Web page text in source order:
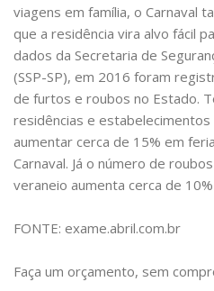
viagens em família, o Carnaval
que a residência vira alvo fácil
dados da Secretaria de
(SSP-SP), em 2016 foram
de furtos e roubos no Estado.
residências e
aumentar cerca de 15% em
Carnaval. Já o número de
veraneio aumenta cerca de
FONTE: exame.abril.com.br
Faça um orçamento, sem